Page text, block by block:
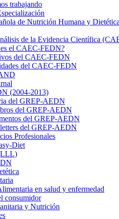
trabajando
de Nutrición Humana y Dietética
de la Evidencia Científica
es el CAEC-FEDN?
del CAEC-FEDN
del CAEC-FEDN
(2004-2013)
del GREP-AEDN
del GREP-AEDN
del GREP-AEDN
del GREP-AEDN
Profesionales
Diet
en salud y enfermedad
consumidor
y Nutrición